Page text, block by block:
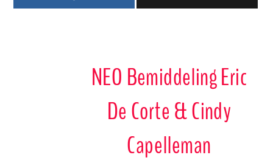
NEO Bemiddeling Eric
De Corte & Cindy
Capelleman